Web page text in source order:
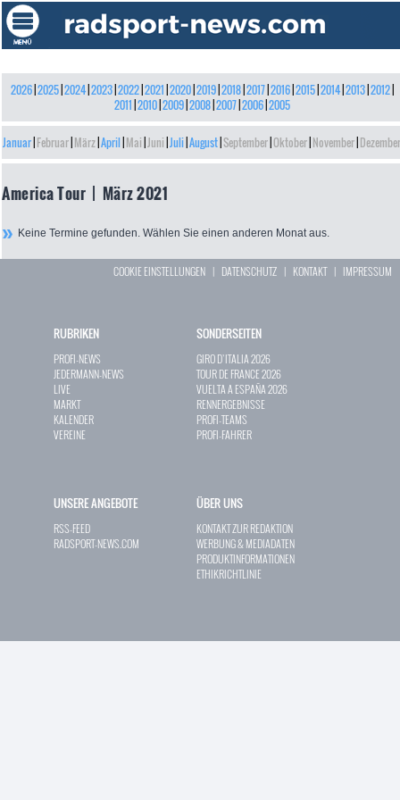
2026| 2025| 2024| 2023| 2022| 2021 2020| 2019| 2018| 2017| 2016| 2015| 2014| 2013| 2012|
2011 2010| 2009| 2008| 2007| 2006| 2005
Januar Februar März April Mai Juni Juli August September Oktober November Dezember
America Tour | März 2021
Keine Termine gefunden. Wählen Sie einen anderen Monat aus.
COOKIE EINSTELLUNGEN | DATENSCHUTZ | KONTAKT| IMPRESSUM
RUBRIKEN
PROFI-NEWS
JEDERMANN-NEWS
LIVE
MARKT
KALENDER
VEREINE
SONDERSEITEN
GIRO D`ITALIA 2026
TOUR DE FRANCE 2026
VUELTA A ESPAÑA 2026
RENNERGEBNISSE
PROFI-TEAMS
PROFI-FAHRER
UNSERE ANGEBOTE
RSS-FEED
RADSPORT-NEWS.COM
ÜBER UNS
KONTAKT ZUR REDAKTION
WERBUNG & MEDIADATEN
PRODUKTINFORMATIONEN
ETHIKRICHTLINIE